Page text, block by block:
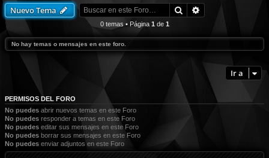
Nuevo Tema Buscar
0 temas • Página 1 de 1
No hay temas o mensajes en este foro.
Ir a
PERMISOS DEL FORO
No puedes abrir nuevos temas en este Foro
No puedes responder a temas en este Foro
No puedes editar sus mensajes en este Foro
No puedes borrar sus mensajes en este Foro
No puedes enviar adjuntos en este Foro